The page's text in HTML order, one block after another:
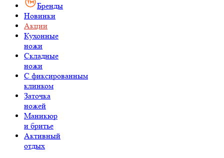
Бренды
Новинки
Акции
Кухонные
ножи
Складные
ножи
C фиксированным
клинком
Заточка
ножей
Маникюр
и бритье
Активный
отдых